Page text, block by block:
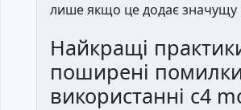
лише якщо це додає значущу
Найкращі
поширені
використанні c4